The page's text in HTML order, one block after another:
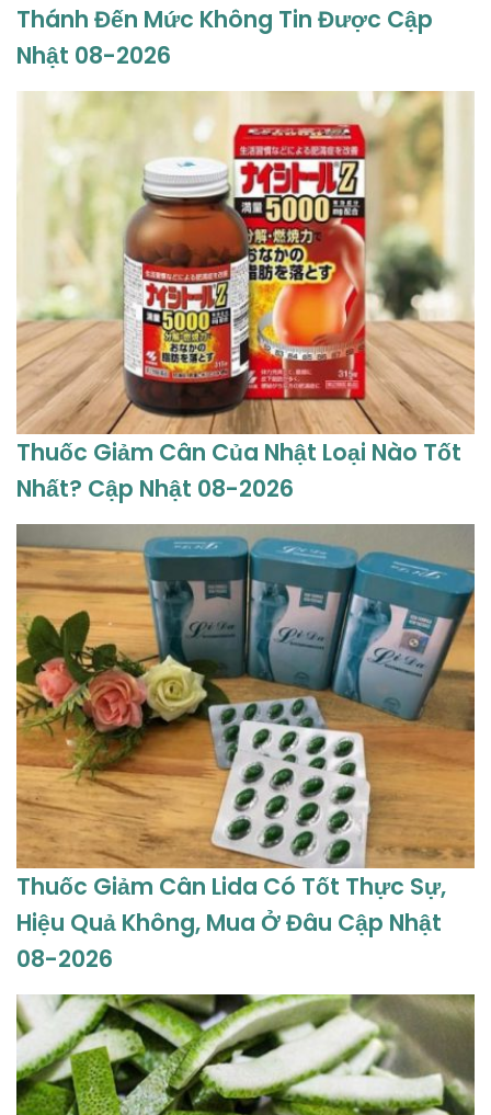
Thánh Đến Mức Không Tin Được Cập
Nhật 08-2026
Thuốc Giảm Cân Của Nhật Loại Nào Tốt
Nhất? Cập Nhật 08-2026
Thuốc Giảm Cân Lida Có Tốt Thực Sự,
Hiệu Quả Không, Mua Ở Đâu Cập Nhật
08-2026